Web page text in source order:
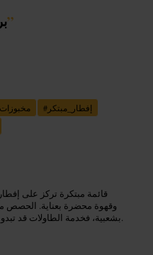
”
# إفطار_مبتكر
قائمة مبتكرة تركز على
وقهوة محضرة بعناية. الحصص
بشعبية، فخدمة الطاولات قد تبدو مشغولة أحياناً لكن الموظفين ودودون.